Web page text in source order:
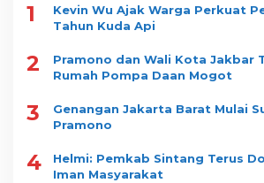
1
Kevin Wu Ajak Warga Perkuat
Tahun Kuda Api
2
Pramono dan Wali Kota Jakbar
Rumah Pompa Daan Mogot
3
Genangan Jakarta Barat Mulai
Pramono
4
Helmi: Pemkab Sintang Terus
Iman Masyarakat